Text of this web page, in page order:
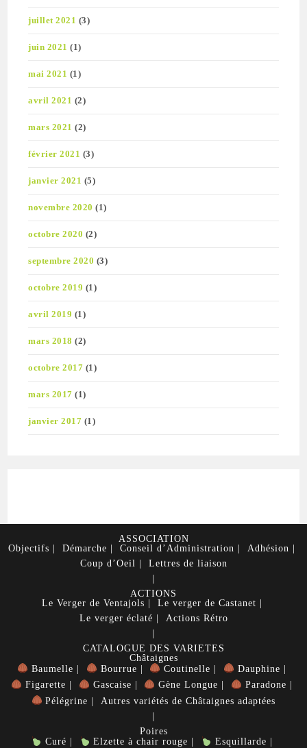
juillet 2021 (3)
juin 2021 (1)
mai 2021 (1)
avril 2021 (2)
mars 2021 (2)
février 2021 (3)
janvier 2021 (5)
novembre 2020 (1)
octobre 2020 (2)
septembre 2020 (3)
octobre 2019 (1)
avril 2019 (1)
mars 2018 (2)
octobre 2017 (1)
mars 2017 (1)
janvier 2017 (1)
ASSOCIATION
Objectifs
Démarche Conseil d’Administration
Adhésion
Coup d’Oeil
Lettres de liaison
ACTIONS
Le Verger de Ventajols
Le verger de Castanet
Le verger éclaté
Actions Rétro
CATALOGUE DES VARIETES
Châtaignes
Baumelle
Bourrue Coutinelle
Dauphine
Figarette
Gascaise Gène Longue
Paradone
Pélégrine
Autres variétés de Châtaignes adaptées
Poires
Curé
Elzette à chair rouge
Esquillarde